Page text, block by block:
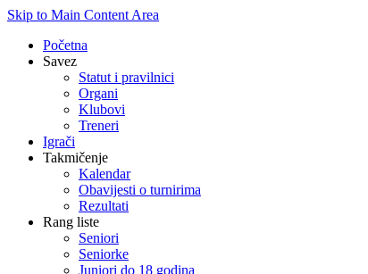
Skip to Main Content Area
Početna
Savez
Statut i pravilnici
Organi
Klubovi
Treneri
Igrači
Takmičenje
Kalendar
Obavijesti o turnirima
Rezultati
Rang liste
Seniori
Seniorke
Juniori do 18 godina